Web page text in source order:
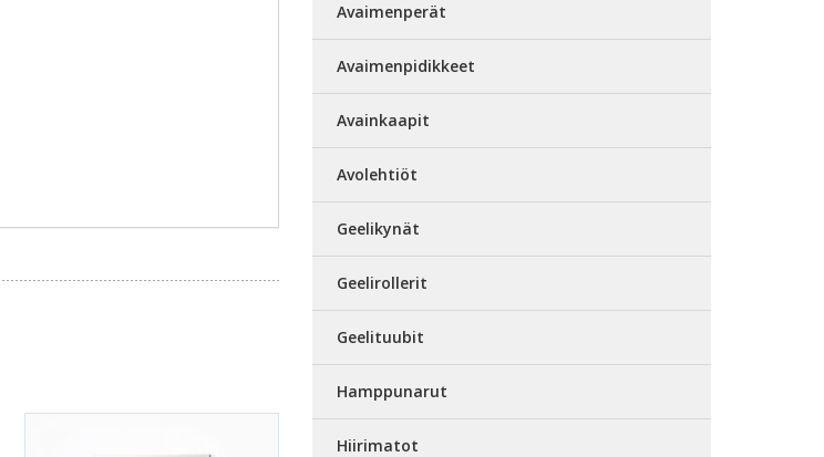
Avaimenperät
Avaimenpidikkeet
Avainkaapit
Avolehtiöt
Geelikynät
Geelirollerit
Geelituubit
Hamppunarut
Hiirimatot